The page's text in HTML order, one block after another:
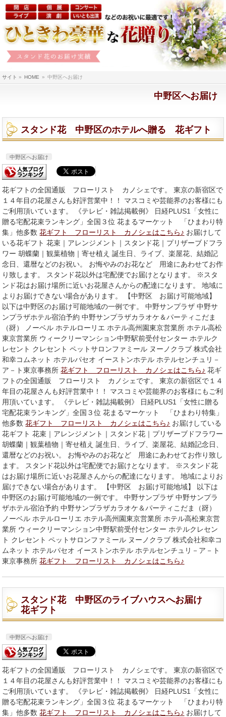
サイト » HOME » 中野区へお届け
中野区へお届け
スタンド花 中野区のホテルへ贈る 花ギフト
中野区へお届け
花ギフトの全国通販 フローリスト カノシェです。 東京の新宿区で
１４年目の花屋さんも好評営業中！！ マスコミや芸能界のお客様にも
ご利用頂いています。 《テレビ・雑誌掲載例》 日経PLUS1「女性に
贈る宅配花束ランキング」全国３位 花まるマーケット 「ひまわり特
集」他多数花ギフト フローリスト カノシェはこちら♪ お届けして
いる花ギフト 花束｜アレンジメント｜スタンド花｜プリザーブドフラ
ワー 胡蝶蘭｜観葉植物｜寄せ植え 誕生日、ライブ、楽屋花、結婚記
念日、還暦などのお祝い。 お悔やみのお花など 用途にあわせてお作
り致します。 スタンド花以外は宅配便でお届けとなります。 ※スタ
ンド花はお届け場所に近いお花屋さんからの配達になります。 地域に
よりお届けできない場合があります。 【中野区 お届け可能地域】
以下は中野区のお届け可能地域の一例です。 中野サンプラザ 中野サ
ンプラザホテル宿泊予約 中野サンプラザカラオケ＆パーティこだま
（谺） ノーベル ホテルローリエ ホテル高州園東京営業所 ホテル高松
東京営業所 ウィークリーマンション中野駅前受付センター ホテルク
レセント クレセント ペットサロンファミール ヌーノクラブ 株式会社
和幸コムネット ホテルパセオ イーストンホテル ホテルセンチュリ－
ア－ト東京事務所花ギフト フローリスト カノシェはこちら♪ 花ギ
フトの全国通販 フローリスト カノシェです。 東京の新宿区で１４
年目の花屋さんも好評営業中！！ マスコミや芸能界のお客様にもご利
用頂いています。 《テレビ・雑誌掲載例》 日経PLUS1「女性に贈る
宅配花束ランキング」全国３位 花まるマーケット 「ひまわり特集」
他多数花ギフト フローリスト カノシェはこちら♪ お届けしている
花ギフト 花束｜アレンジメント｜スタンド花｜プリザーブドフラワー
胡蝶蘭｜観葉植物｜寄せ植え 誕生日、ライブ、楽屋花、結婚記念日、
還暦などのお祝い。 お悔やみのお花など 用途にあわせてお作り致し
ます。 スタンド花以外は宅配便でお届けとなります。 ※スタンド花
はお届け場所に近いお花屋さんからの配達になります。 地域によりお
届けできない場合があります。 【中野区 お届け可能地域】 以下は
中野区のお届け可能地域の一例です。 中野サンプラザ 中野サンプラ
ザホテル宿泊予約 中野サンプラザカラオケ＆パーティこだま（谺）
ノーベル ホテルローリエ ホテル高州園東京営業所 ホテル高松東京営
業所 ウィークリーマンション中野駅前受付センター ホテルクレセン
ト クレセント ペットサロンファミール ヌーノクラブ 株式会社和幸コ
ムネット ホテルパセオ イーストンホテル ホテルセンチュリ－ア－ト
東京事務所花ギフト フローリスト カノシェはこちら♪
スタンド花 中野区のライブハウスへお届け
花ギフト
中野区へお届け
花ギフトの全国通販 フローリスト カノシェです。 東京の新宿区で
１４年目の花屋さんも好評営業中！！ マスコミや芸能界のお客様にも
ご利用頂いています。 《テレビ・雑誌掲載例》 日経PLUS1「女性に
贈る宅配花束ランキング」全国３位 花まるマーケット 「ひまわり特
集」他多数花ギフト フローリスト カノシェはこちら♪ お届けして